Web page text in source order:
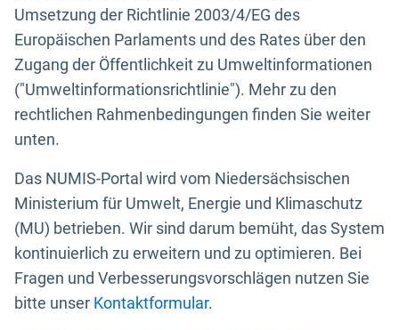
Umsetzung der Richtlinie 2003/4/EG des
Europäischen Parlaments und des Rates über den
Zugang der Öffentlichkeit zu Umweltinformationen
("Umweltinformationsrichtlinie"). Mehr zu den
rechtlichen Rahmenbedingungen finden Sie weiter
unten.
Das NUMIS-Portal wird vom Niedersächsischen
Ministerium für Umwelt, Energie und Klimaschutz
(MU) betrieben. Wir sind darum bemüht, das System
kontinuierlich zu erweitern und zu optimieren. Bei
Fragen und Verbesserungsvorschlägen nutzen Sie
bitte unser Kontaktformular.